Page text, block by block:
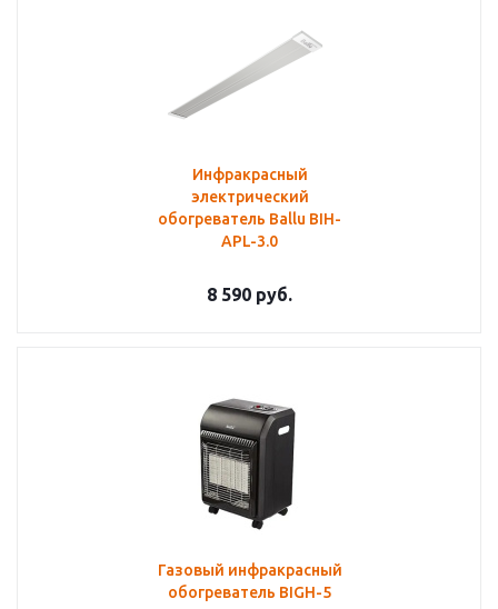
Инфракрасный
электрический
обогреватель Ballu BIH-
APL-3.0
8 590 руб.
Газовый инфракрасный
обогреватель BIGH-5